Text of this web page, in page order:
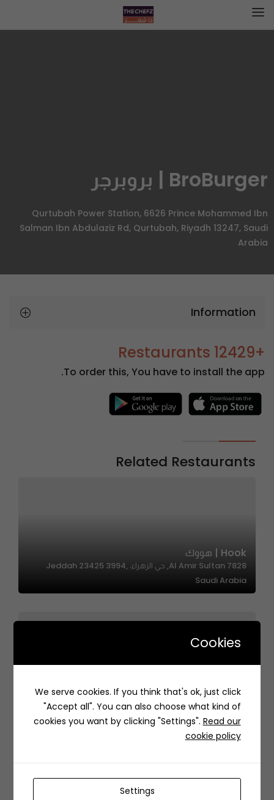
BroBurger | بروبرجر
Qurtubah Power Station, 6626 Prince Mohammed Ibn
Salman Ibn Abdulaziz Rd, Qurtubah, Riyadh 13247, Saudi
Arabia
Information
+12429 Restaurants
To order this, You have to install the app.
Related Restaurants
Hook | هووك
7828 Al Amir Sultan, حي الزهراء، Jeddah 23425 3994,
Saudi Arabia
Ronaldo’s Pizzeria | رونالدوز بيتزاريا
منتزه حي الندى، 7349 اركان، الندى، الرياض 13317 4325، السعودية
Cookies
We serve cookies. If you think that's ok, just click
"Accept all". You can also choose what kind of
cookies you want by clicking "Settings". Read our
cookie policy
Settings